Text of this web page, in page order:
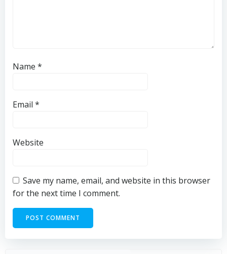
Name *
Email *
Website
Save my name, email, and website in this browser
for the next time I comment.